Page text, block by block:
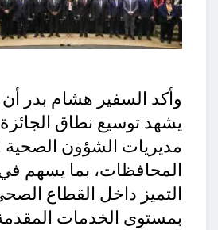
وأكد السفير هشام بدر أن
يشهد توسيع نطاق
مديريات الشؤون
المحافظات، بما يسهم
التميز داخل القطاع
بمستوى الخدمات